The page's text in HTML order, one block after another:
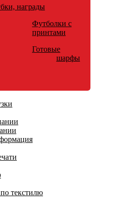
награды
Футболки с
принтами
Готовые
шарфы
текстилю